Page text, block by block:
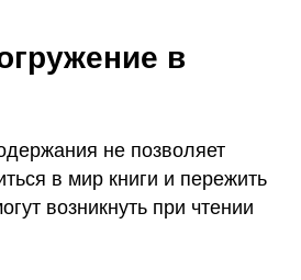
в
не позволяет
в мир книги и пережить
возникнуть при чтении